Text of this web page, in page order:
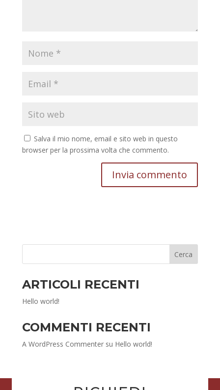
Salva il mio nome, email e sito web in questo
browser per la prossima volta che commento.
ARTICOLI RECENTI
Hello world!
COMMENTI RECENTI
A WordPress Commentersu Hello world!